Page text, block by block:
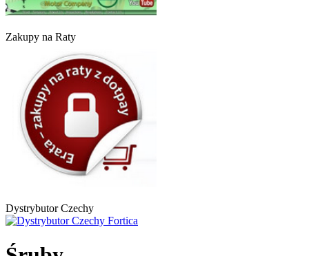
Zakupy na Raty
Dystrybutor Czechy